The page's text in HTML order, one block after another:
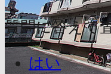
質問に答えて
はい